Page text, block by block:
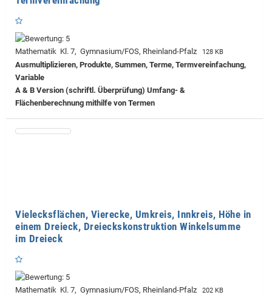
Mathematik Kl. 7, Gymnasium/FOS, Rheinland-Pfalz 128 KB
Ausmultiplizieren, Produkte, Summen, Terme, Termvereinfachung,
Variable
A & B Version (schriftl. Überprüfung) Umfang- &
Flächenberechnung mithilfe von Termen
Vielecksflächen, Vierecke, Umkreis, Innkreis, Höhe in
einem Dreieck, Dreieckskonstruktion Winkelsumme
im Dreieck
Mathematik Kl. 7, Gymnasium/FOS, Rheinland-Pfalz 202 KB